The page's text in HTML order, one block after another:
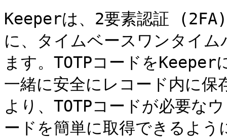
Keeperは、2要素認証
に、タイムベースワンタイ
ます。TOTPコードを
一緒に安全にレコード内に
より、TOTPコードが必要な
ードを簡単に取得できるよ